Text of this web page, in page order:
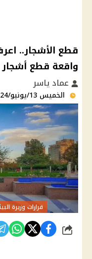
قطع الأشجار..
واقعة قطع أشجار
عماد ياسر
الخميس 13/يونيو/2024 - 08:02 م
قرارات وزيرة
شارك